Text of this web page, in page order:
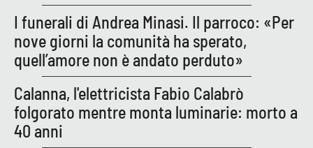
Android
Apple
I funerali di Andrea Minasi. Il parroco: «Per
nove giorni la comunità ha sperato,
quell’amore non è andato perduto»
Calanna, l'elettricista Fabio Calabrò
folgorato mentre monta luminarie: morto a
40 anni